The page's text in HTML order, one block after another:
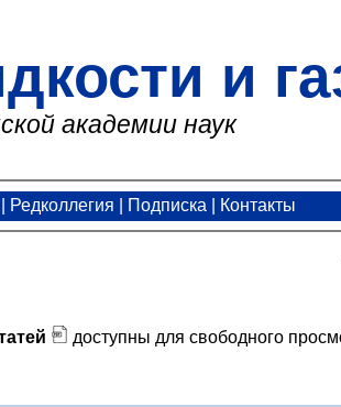
и
академии наук
Редколлегия Подписка Контакты
доступны для свободного